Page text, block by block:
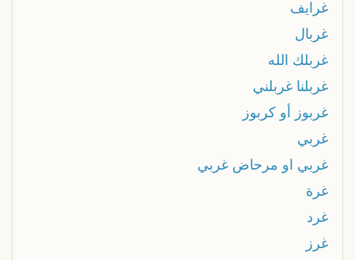
غرايف
غربال
غربلك الله
غربلنا غربلني
غربوز أو كربوز
غربي
غربي او مرحاض غربي
غرة
غرد
غرز